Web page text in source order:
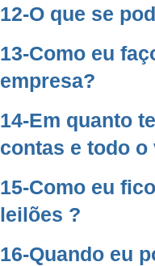
12-O que se
13-Como eu
empresa?
14-Em quanto
contas e todo
15-Como eu
leilões ?
16-Quando eu